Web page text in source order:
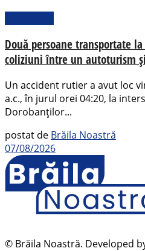
Două persoane transportate
coliziuni între un autoturism
Un accident rutier a avut loc
a.c., în jurul orei 04:20, la
Dorobanților...
postat de Brăila Noastră
07/08/2026
© Brăila Noastră. Developed